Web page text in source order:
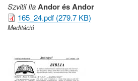
Szvitil IlaAndor és Andor
165_24.pdf (279.7 KB)
Meditáció